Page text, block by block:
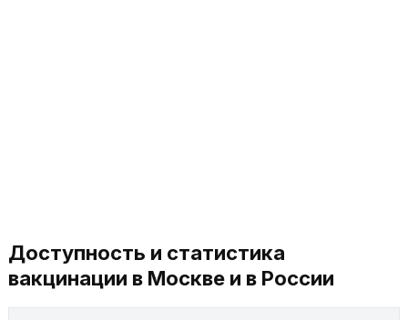
Доступность и статистика
вакцинации в Москве и в России